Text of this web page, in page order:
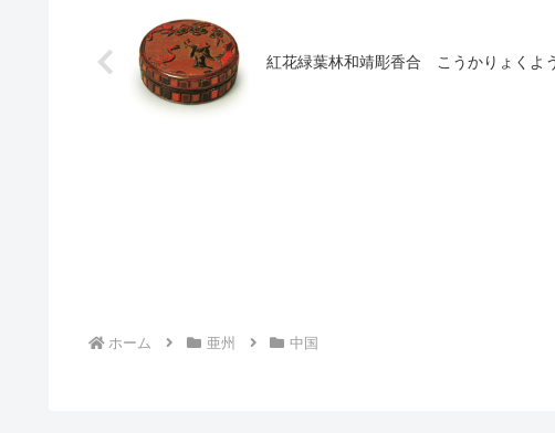
紅花緑葉林和靖彫香合 こうかりょくよ
ホーム 亜州 中国